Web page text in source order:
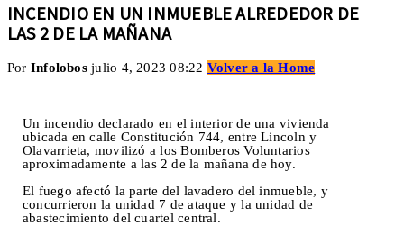
INCENDIO EN UN INMUEBLE ALREDEDOR DE
LAS 2 DE LA MAÑANA
Por Infolobos julio 4, 2023 08:22 Volver a la Home
Un incendio declarado en el interior de una vivienda
ubicada en calle Constitución 744, entre Lincoln y
Olavarrieta, movilizó a los Bomberos Voluntarios
aproximadamente a las 2 de la mañana de hoy.
El fuego afectó la parte del lavadero del inmueble, y
concurrieron la unidad 7 de ataque y la unidad de
abastecimiento del cuartel central.